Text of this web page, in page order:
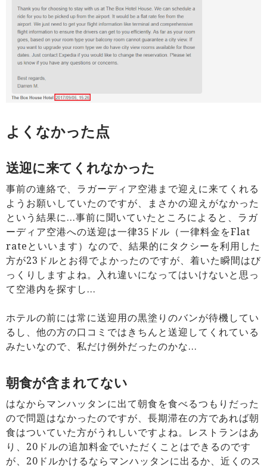
よくなかった点
送迎に来てくれなかった
事前の連絡で、ラガーディア空港まで迎えに来てくれる
ようお願いしていたのですが、まさかの迎えがなかった
という結果に…事前に聞いていたところによると、ラガ
ーディア空港への送迎は一律35ドル（一律料金をFlat
rateといいます）なので、結果的にタクシーを利用した
方が23ドルとお得でよかったのですが、着いた瞬間はび
っくりしますよね。入れ違いになってはいけないと思っ
て空港内を探すし…
ホテルの前には常に送迎用の黒塗りのバンが待機してい
るし、他の方の口コミではきちんと送迎してくれている
みたいなので、私だけ例外だったのかな…
朝食が含まれてない
はなからマンハッタンに出て朝食を食べるつもりだった
ので問題はなかったのですが、長期滞在の方であれば朝
食はついていた方がうれしいですよね。レストランはあ
り、20ドルの追加料金でいただくことはできるのです
が、20ドルかけるならマンハッタンに出るか、近くのス